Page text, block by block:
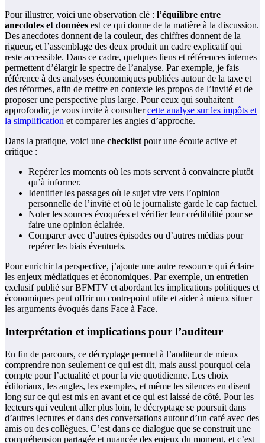
Pour illustrer, voici une observation clé : l’équilibre entre
anecdotes et données est ce qui donne de la matière à la discussion.
Des anecdotes donnent de la couleur, des chiffres donnent de la
rigueur, et l’assemblage des deux produit un cadre explicatif qui
reste accessible. Dans ce cadre, quelques liens et références internes
permettent d’élargir le spectre de l’analyse. Par exemple, je fais
référence à des analyses économiques publiées autour de la taxe et
des réformes, afin de mettre en contexte les propos de l’invité et de
proposer une perspective plus large. Pour ceux qui souhaitent
approfondir, je vous invite à consultercette analyse sur les impôts et
la simplification et comparer les angles d’approche.
Dans la pratique, voici une checklist pour une écoute active et
critique :
Repérer les moments où les mots servent à convaincre plutôt
qu’à informer.
Identifier les passages où le sujet vire vers l’opinion
personnelle de l’invité et où le journaliste garde le cap factuel.
Noter les sources évoquées et vérifier leur crédibilité pour se
faire une opinion éclairée.
Comparer avec d’autres épisodes ou d’autres médias pour
repérer les biais éventuels.
Pour enrichir la perspective, j’ajoute une autre ressource qui éclaire
les enjeux médiatiques et économiques. Par exemple, un entretien
exclusif publié sur BFMTV et abordant les implications politiques et
économiques peut offrir un contrepoint utile et aider à mieux situer
les arguments évoqués dans Face à Face.
Interprétation et implications pour l’auditeur
En fin de parcours, ce décryptage permet à l’auditeur de mieux
comprendre non seulement ce qui est dit, mais aussi pourquoi cela
compte pour l’actualité et pour la vie quotidienne. Les choix
éditoriaux, les angles, les exemples, et même les silences en disent
long sur ce qui est mis en avant et ce qui est laissé de côté. Pour les
lecteurs qui veulent aller plus loin, le décryptage se poursuit dans
d’autres lectures et dans des conversations autour d’un café avec des
amis ou des collègues. C’est dans ce dialogue que se construit une
compréhension partagée et nuancée des enjeux du moment, et c’est